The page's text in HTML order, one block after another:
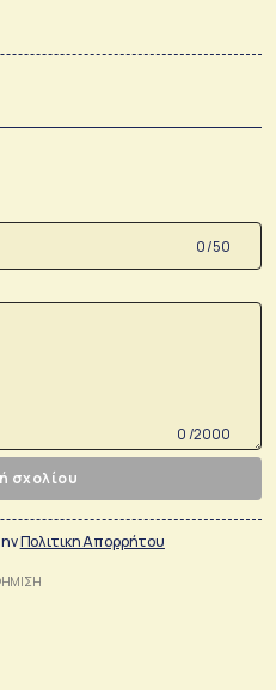
0 /50
0 /2000
σχολίου
Πολιτικη Απορρήτου